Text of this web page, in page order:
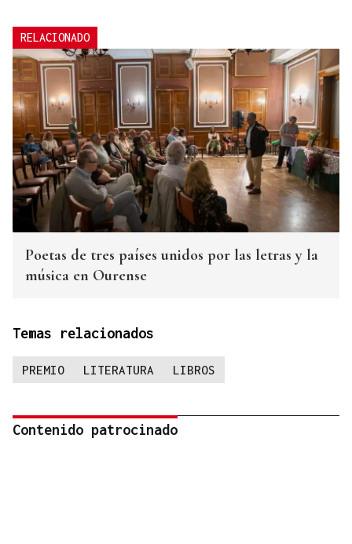
RELACIONADO
Poetas de tres países unidos por las letras y la
música en Ourense
Temas relacionados
PREMIO LITERATURA LIBROS
Contenido patrocinado